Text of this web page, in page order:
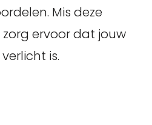
Mis deze
ervoor dat jouw
is.